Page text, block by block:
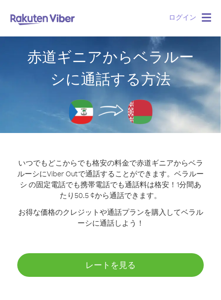
ログイン
赤道ギニアからベラルー
シに通話する方法
いつでもどこからでも格安の料金で赤道ギニアからベラ
ルーシにViber Outで通話することができます。 ベラルー
シ の固定電話でも携帯電話でも通話料は格安！1分間あ
たり50.5 ¢から通話できます。
お得な価格のクレジットや通話プランを購入してベラル
ーシに通話しよう！
レートを見る